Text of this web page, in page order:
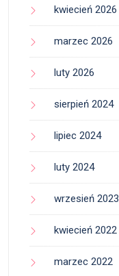
kwiecień 2026
marzec 2026
luty 2026
sierpień 2024
lipiec 2024
luty 2024
wrzesień 2023
kwiecień 2022
marzec 2022